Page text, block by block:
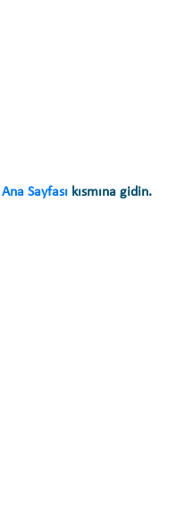
Sayfası kısmına gidin.